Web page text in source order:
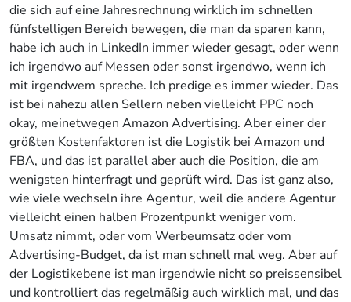
die sich auf eine Jahresrechnung wirklich im schnellen
fünfstelligen Bereich bewegen, die man da sparen kann,
habe ich auch in LinkedIn immer wieder gesagt, oder wenn
ich irgendwo auf Messen oder sonst irgendwo, wenn ich
mit irgendwem spreche. Ich predige es immer wieder. Das
ist bei nahezu allen Sellern neben vielleicht PPC noch
okay, meinetwegen Amazon Advertising. Aber einer der
größten Kostenfaktoren ist die Logistik bei Amazon und
FBA, und das ist parallel aber auch die Position, die am
wenigsten hinterfragt und geprüft wird. Das ist ganz also,
wie viele wechseln ihre Agentur, weil die andere Agentur
vielleicht einen halben Prozentpunkt weniger vom.
Umsatz nimmt, oder vom Werbeumsatz oder vom
Advertising-Budget, da ist man schnell mal weg. Aber auf
der Logistikebene ist man irgendwie nicht so preissensibel
und kontrolliert das regelmäßig auch wirklich mal, und das